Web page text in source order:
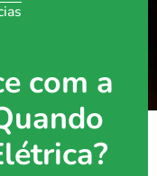
com a